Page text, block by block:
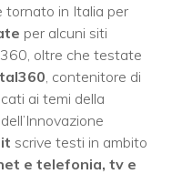
tornato in Italia per
per alcuni siti
oltre che testate
, contenitore di
ai temi della
scrive testi in ambito
e telefonia, tv e